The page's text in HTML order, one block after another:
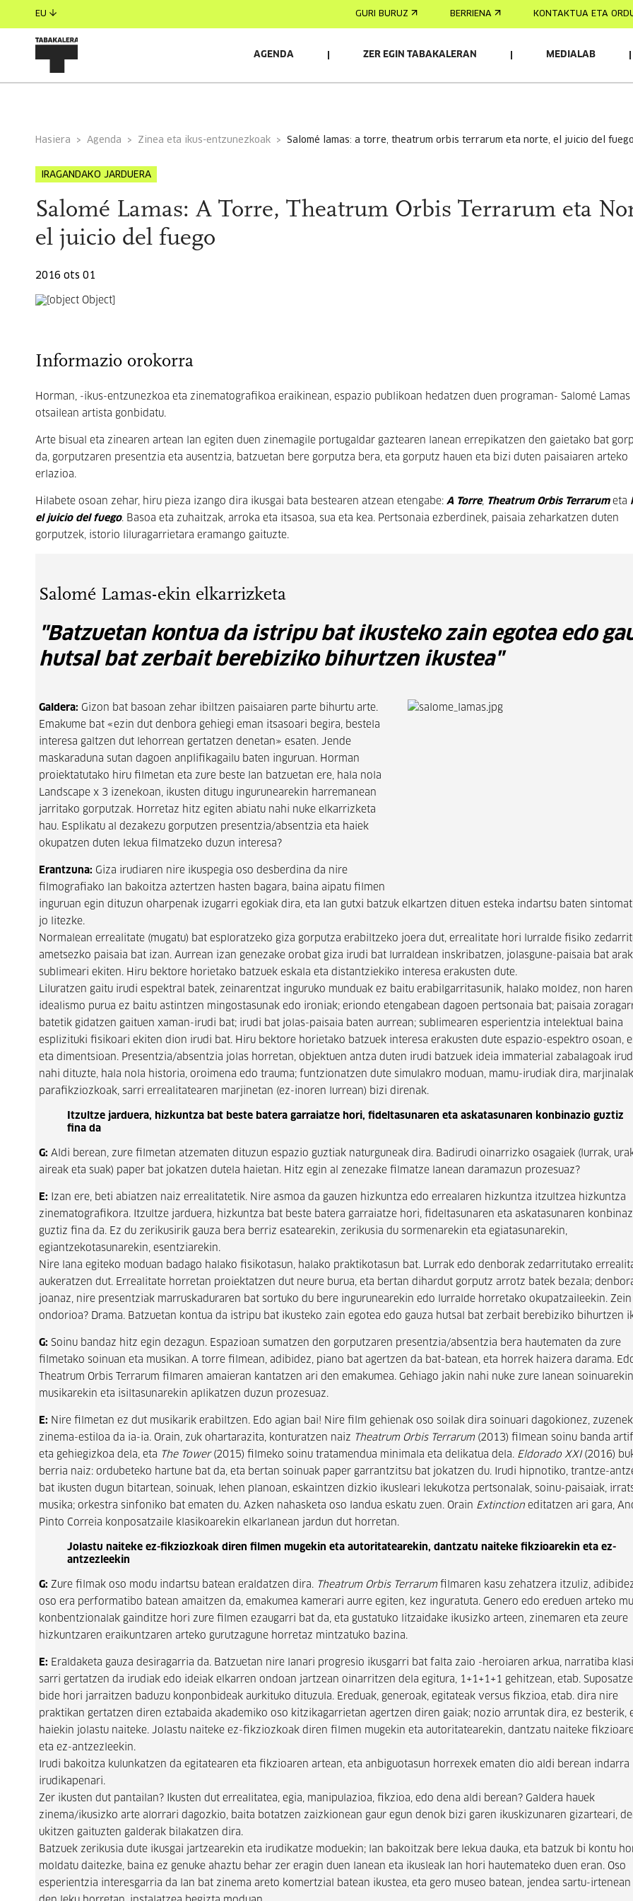
EU GURI BURUZ BERRIENA KONTAKTUA ETA
AGENDA ZER EGIN TABAKALERAN MEDIALAB
Hasiera Agenda Zinea eta ikus-entzunezkoak salomé lamas: a torre, theatrum orbis terrarum eta norte, el juicio del fuego
IRAGANDAKO JARDUERA
Salomé Lamas: A Torre, Theatrum Orbis Terrarum eta
el juicio del fuego
2016 ots 01
Informazio orokorra
Horman, -ikus-entzunezkoa eta zinematografikoa eraikinean, espazio publikoan hedatzen duen programan- Salomé Lamas
otsailean artista gonbidatu.
Arte bisual eta zinearen artean lan egiten duen zinemagile portugaldar gaztearen lanean errepikatzen den gaietako bat
da, gorputzaren presentzia eta ausentzia, batzuetan bere gorputza bera, eta gorputz hauen eta bizi duten paisaiaren arteko
erlazioa.
Hilabete osoan zehar, hiru pieza izango dira ikusgai bata bestearen atzean etengabe: A Torre, Theatrum Orbis Terrarumeta
el juicio del fuego. Basoa eta zuhaitzak, arroka eta itsasoa, sua eta kea. Pertsonaia ezberdinek, paisaia zeharkatzen duten
gorputzek, istorio liluragarrietara eramango gaituzte.
Salomé Lamas-ekin elkarrizketa
"Batzuetan kontua da istripu bat ikusteko zain egotea edo
hutsal bat zerbait berebiziko bihurtzen ikustea"
Galdera: Gizon bat basoan zehar ibiltzen paisaiaren parte bihurtu arte.
Emakume bat «ezin dut denbora gehiegi eman itsasoari begira, bestela
interesa galtzen dut lehorrean gertatzen denetan» esaten. Jende
maskaraduna sutan dagoen anplifikagailu baten inguruan. Horman
proiektatutako hiru filmetan eta zure beste lan batzuetan ere, hala nola
Landscape x 3 izenekoan, ikusten ditugu ingurunearekin harremanean
jarritako gorputzak. Horretaz hitz egiten abiatu nahi nuke elkarrizketa
hau. Esplikatu al dezakezu gorputzen presentzia/absentzia eta haiek
okupatzen duten lekua filmatzeko duzun interesa?
Erantzuna: Giza irudiaren nire ikuspegia oso desberdina da nire
filmografiako lan bakoitza aztertzen hasten bagara, baina aipatu filmen
inguruan egin dituzun oharpenak izugarri egokiak dira, eta lan gutxi batzuk elkartzen dituen esteka indartsu baten
jo litezke.
Normalean errealitate (mugatu) bat esploratzeko giza gorputza erabiltzeko joera dut, errealitate hori lurralde fisiko
ametsezko paisaia bat izan. Aurrean izan genezake orobat giza irudi bat lurraldean inskribatzen, jolasgune-paisaia bat
sublimeari ekiten. Hiru bektore horietako batzuek eskala eta distantziekiko interesa erakusten dute.
Liluratzen gaitu irudi espektral batek, zeinarentzat inguruko munduak ez baitu erabilgarritasunik, halako moldez, non haren
idealismo purua ez baitu astintzen mingostasunak edo ironiak; eriondo etengabean dagoen pertsonaia bat; paisaia
batetik gidatzen gaituen xaman-irudi bat; irudi bat jolas-paisaia baten aurrean; sublimearen esperientzia intelektual baina
esplizituki fisikoari ekiten dion irudi bat. Hiru bektore horietako batzuek interesa erakusten dute espazio-espektro osoan,
eta dimentsioan. Presentzia/absentzia jolas horretan, objektuen antza duten irudi batzuek ideia immaterial zabalagoak
nahi dituzte, hala nola historia, oroimena edo trauma; funtzionatzen dute simulakro moduan, mamu-irudiak dira,
parafikziozkoak, sarri errealitatearen marjinetan (ez-inoren lurrean) bizi direnak.
Itzultze jarduera, hizkuntza bat beste batera garraiatze hori, fideltasunaren eta askatasunaren konbinazio guztiz
fina da
G: Aldi berean, zure filmetan atzematen dituzun espazio guztiak naturguneak dira. Badirudi oinarrizko osagaiek (lurrak,
aireak eta suak) paper bat jokatzen dutela haietan. Hitz egin al zenezake filmatze lanean daramazun prozesuaz?
E: Izan ere, beti abiatzen naiz errealitatetik. Nire asmoa da gauzen hizkuntza edo errealaren hizkuntza itzultzea hizkuntza
zinematografikora. Itzultze jarduera, hizkuntza bat beste batera garraiatze hori, fideltasunaren eta askatasunaren
guztiz fina da. Ez du zerikusirik gauza bera berriz esatearekin, zerikusia du sormenarekin eta egiatasunarekin,
egiantzekotasunarekin, esentziarekin.
Nire lana egiteko moduan badago halako fisikotasun, halako praktikotasun bat. Lurrak edo denborak zedarritutako
aukeratzen dut. Errealitate horretan proiektatzen dut neure burua, eta bertan dihardut gorputz arrotz batek bezala;
joanaz, nire presentziak marruskaduraren bat sortuko du bere ingurunearekin edo lurralde horretako okupatzaileekin. Zein
ondorioa? Drama. Batzuetan kontua da istripu bat ikusteko zain egotea edo gauza hutsal bat zerbait berebiziko bihurtzen
G: Soinu bandaz hitz egin dezagun. Espazioan sumatzen den gorputzaren presentzia/absentzia bera hautematen da zure
filmetako soinuan eta musikan. A torre filmean, adibidez, piano bat agertzen da bat-batean, eta horrek haizera darama.
Theatrum Orbis Terrarum filmaren amaieran kantatzen ari den emakumea. Gehiago jakin nahi nuke zure lanean
musikarekin eta isiltasunarekin aplikatzen duzun prozesuaz.
E: Nire filmetan ez dut musikarik erabiltzen. Edo agian bai! Nire film gehienak oso soilak dira soinuari dagokionez,
zinema-estiloa da ia-ia. Orain, zuk ohartarazita, konturatzen naiz Theatrum Orbis Terrarum(2013) filmean soinu banda
eta gehiegizkoa dela, eta The Tower(2015) filmeko soinu tratamendua minimala eta delikatua dela. Eldorado XXI(2016)
berria naiz: ordubeteko hartune bat da, eta bertan soinuak paper garrantzitsu bat jokatzen du. Irudi hipnotiko, trantze-
bat ikusten dugun bitartean, soinuak, lehen planoan, eskaintzen dizkio ikusleari lekukotza pertsonalak, soinu-paisaiak,
musika; orkestra sinfoniko bat ematen du. Azken nahasketa oso landua eskatu zuen. Orain Extinction editatzen ari gara,
Pinto Correia konposatzaile klasikoarekin elkarlanean jardun dut horretan.
Jolastu naiteke ez-fikziozkoak diren filmen mugekin eta autoritatearekin, dantzatu naiteke fikzioarekin eta ez-
antzezleekin
G: Zure filmak oso modu indartsu batean eraldatzen dira. Theatrum Orbis Terrarumfilmaren kasu zehatzera itzuliz,
oso era performatibo batean amaitzen da, emakumea kamerari aurre egiten, kez inguratuta. Genero edo ereduen arteko
konbentzionalak gainditze hori zure filmen ezaugarri bat da, eta gustatuko litzaidake ikusizko arteen, zinemaren eta zeure
hizkuntzaren eraikuntzaren arteko gurutzagune horretaz mintzatuko bazina.
E: Eraldaketa gauza desiragarria da. Batzuetan nire lanari progresio ikusgarri bat falta zaio -heroiaren arkua, narratiba
sarri gertatzen da irudiak edo ideiak elkarren ondoan jartzean oinarritzen dela egitura, 1+1+1+1 gehitzean, etab.
bide hori jarraitzen baduzu konponbideak aurkituko dituzula. Ereduak, generoak, egitateak versus fikzioa, etab. dira nire
praktikan gertatzen diren eztabaida akademiko oso kitzikagarrietan agertzen diren gaiak; nozio arruntak dira, ez besterik,
haiekin jolastu naiteke. Jolastu naiteke ez-fikziozkoak diren filmen mugekin eta autoritatearekin, dantzatu naiteke
eta ez-antzezleekin.
Irudi bakoitza kulunkatzen da egitatearen eta fikzioaren artean, eta anbiguotasun horrexek ematen dio aldi berean indarra
irudikapenari.
Zer ikusten dut pantailan? Ikusten dut errealitatea, egia, manipulazioa, fikzioa, edo dena aldi berean? Galdera hauek
zinema/ikusizko arte alorrari dagozkio, baita botatzen zaizkionean gaur egun denok bizi garen ikuskizunaren gizarteari,
ukitzen gaituzten galderak bilakatzen dira.
Batzuek zerikusia dute ikusgai jartzearekin eta irudikatze moduekin; lan bakoitzak bere lekua dauka, eta batzuk bi kontu
moldatu daitezke, baina ez genuke ahaztu behar zer eragin duen lanean eta ikusleak lan hori hautemateko duen eran. Oso
esperientzia interesgarria da lan bat zinema areto komertzial batean ikustea, eta gero museo batean, jendea sartu-irtenean